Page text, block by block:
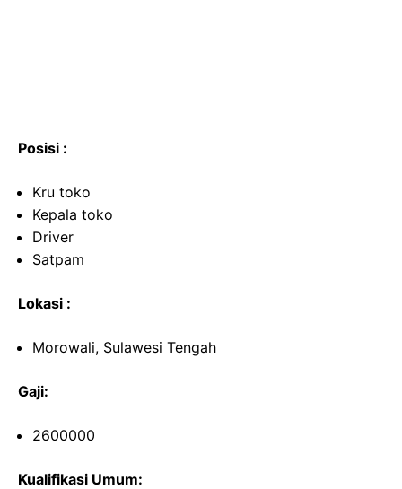
Posisi :
Kru toko
Kepala toko
Driver
Satpam
Lokasi :
Morowali, Sulawesi Tengah
Gaji:
2600000
Kualifikasi Umum: